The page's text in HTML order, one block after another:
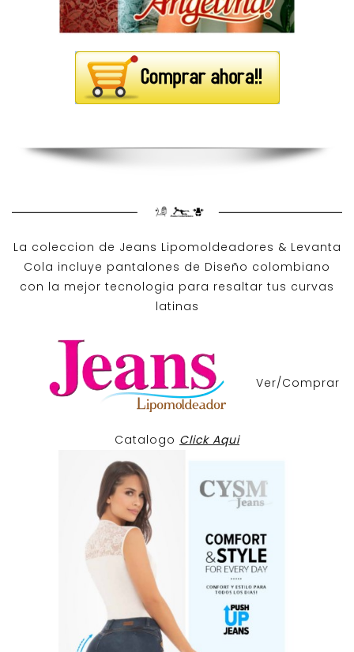
La coleccion de Jeans Lipomoldeadores & Levanta
Cola incluye pantalones de Diseño colombiano
con la mejor tecnologia para resaltar tus curvas
latinas
Ver/Comprar
Catalogo Click Aqui